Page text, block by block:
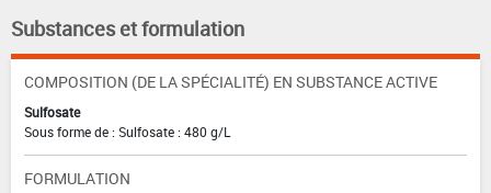
Substances et formulation
COMPOSITION (DE LA SPÉCIALITÉ) EN SUBSTANCE ACTIVE
Sulfosate
Sous forme de : Sulfosate : 480 g/L
FORMULATION